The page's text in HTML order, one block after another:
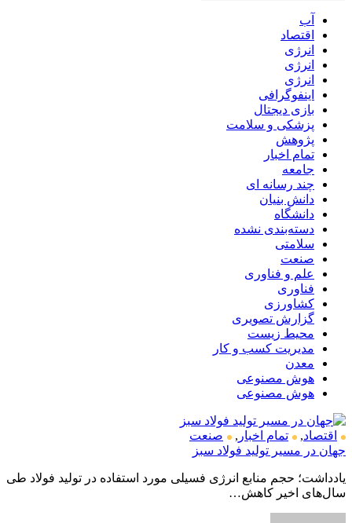
آب
اقتصاد
انرژی
انرژی
انرژی
اینفوگرافی
بازی دیجتال
پزشکی و سلامت
پژوهش
تمام اخبار
جامعه
چند رسانه ای
دانش بنیان
دانشگاه
دسته‌بندی نشده
سلامتی
صنعت
علم و فناوری
فناوری
کشاورزی
گزارش تصویری
محیط زیست
مدیریت کسب و کار
معدن
هوش مصنوعی
هوش مصنوعی
اقتصاد, تمام اخبار ,
صنعت
جهان در مسیر تولید فولاد سبز
یادداشت؛ حجم منابع انرژی فسیلی مورد استفاده در تولید فولاد طی
سال‌های اخیر کاهش…